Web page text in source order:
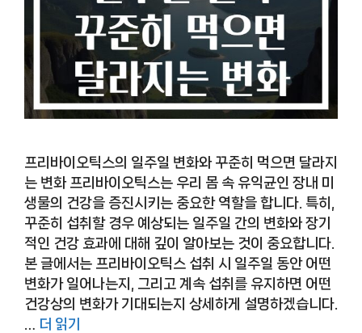
프리바이오틱스의 일주일 변화와 꾸준히 먹으면 달라지
는 변화 프리바이오틱스는 우리 몸 속 유익균인 장내 미
생물의 건강을 증진시키는 중요한 역할을 합니다. 특히,
꾸준히 섭취할 경우 예상되는 일주일 간의 변화와 장기
적인 건강 효과에 대해 깊이 알아보는 것이 중요합니다.
본 글에서는 프리바이오틱스 섭취 시 일주일 동안 어떤
변화가 일어나는지, 그리고 계속 섭취를 유지하면 어떤
건강상의 변화가 기대되는지 상세하게 설명하겠습니다.
더 읽기